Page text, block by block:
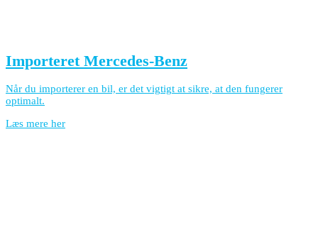
Importeret Mercedes-Benz
Når du importerer en bil, er det vigtigt at sikre, at den fungerer
optimalt.
Læs mere her